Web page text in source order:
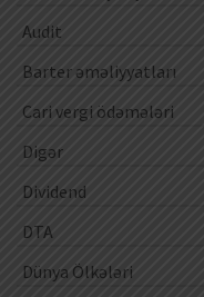
Audit
Barter əməliyyatları
Cari vergi ödəmələri
Digər
Dividend
DTA
Dünya Ölkələri